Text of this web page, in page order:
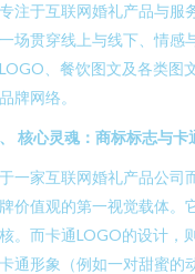
注于互联网婚礼产品与服
场贯穿线上与线下、情感
、餐饮图文及各类图
牌网络。
核心灵魂：商标标志与
一家互联网婚礼产品公司
价值观的第一视觉载体。
。而卡通LOGO的设计，
通形象（例如一对甜蜜的